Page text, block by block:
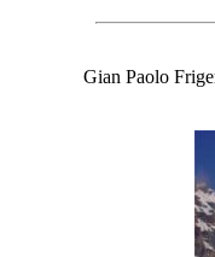
Gian Paolo